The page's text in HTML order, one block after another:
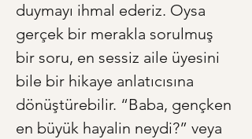
duymayı ihmal ederiz. Oysa
gerçek bir merakla sorulmuş
bir soru, en sessiz aile üyesini
bile bir hikaye anlatıcısına
dönüştürebilir. “Baba, gençken
en büyük hayalin neydi?” veya